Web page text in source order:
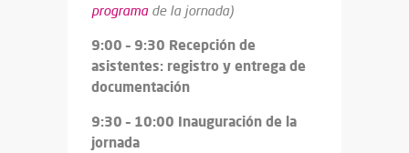
programa de la jornada)
9:00 – 9:30 Recepción de
asistentes: registro y entrega de
documentación
9:30 – 10:00 Inauguración de la
jornada